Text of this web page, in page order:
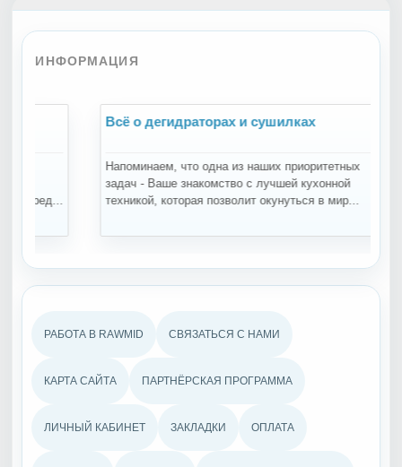
ИНФОРМАЦИЯ
Всё о дегидраторах и сушилках
Напоминаем, что одна из наших приоритетных
задач - Ваше знакомство с лучшей кухонной
техникой, которая позволит окунуться в мир...
РАБОТА В RAWMID СВЯЗАТЬСЯ С НАМИ
КАРТА САЙТА ПАРТНЁРСКАЯ ПРОГРАММА
ЛИЧНЫЙ КАБИНЕТ ЗАКЛАДКИ ОПЛАТА